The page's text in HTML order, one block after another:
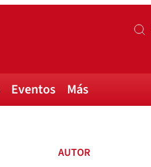
Eventos Más
AUTOR